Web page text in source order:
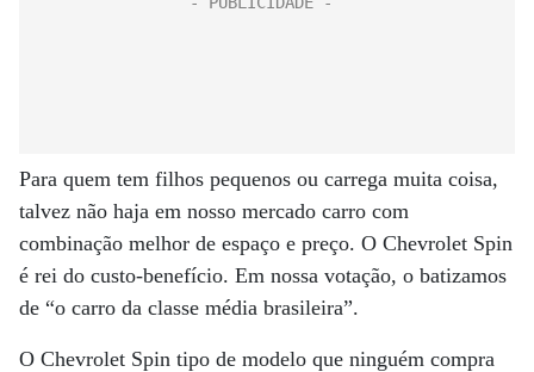
Para quem tem filhos pequenos ou carrega muita coisa,
talvez não haja em nosso mercado carro com
combinação melhor de espaço e preço. O Chevrolet Spin
é rei do custo-benefício. Em nossa votação, o batizamos
de “o carro da classe média brasileira”.
O Chevrolet Spin tipo de modelo que ninguém compra